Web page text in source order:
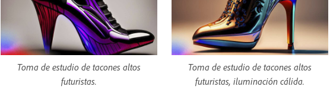
Toma de estudio de tacones altos
futuristas.
Toma de estudio de tacones altos
futuristas, iluminación cálida.